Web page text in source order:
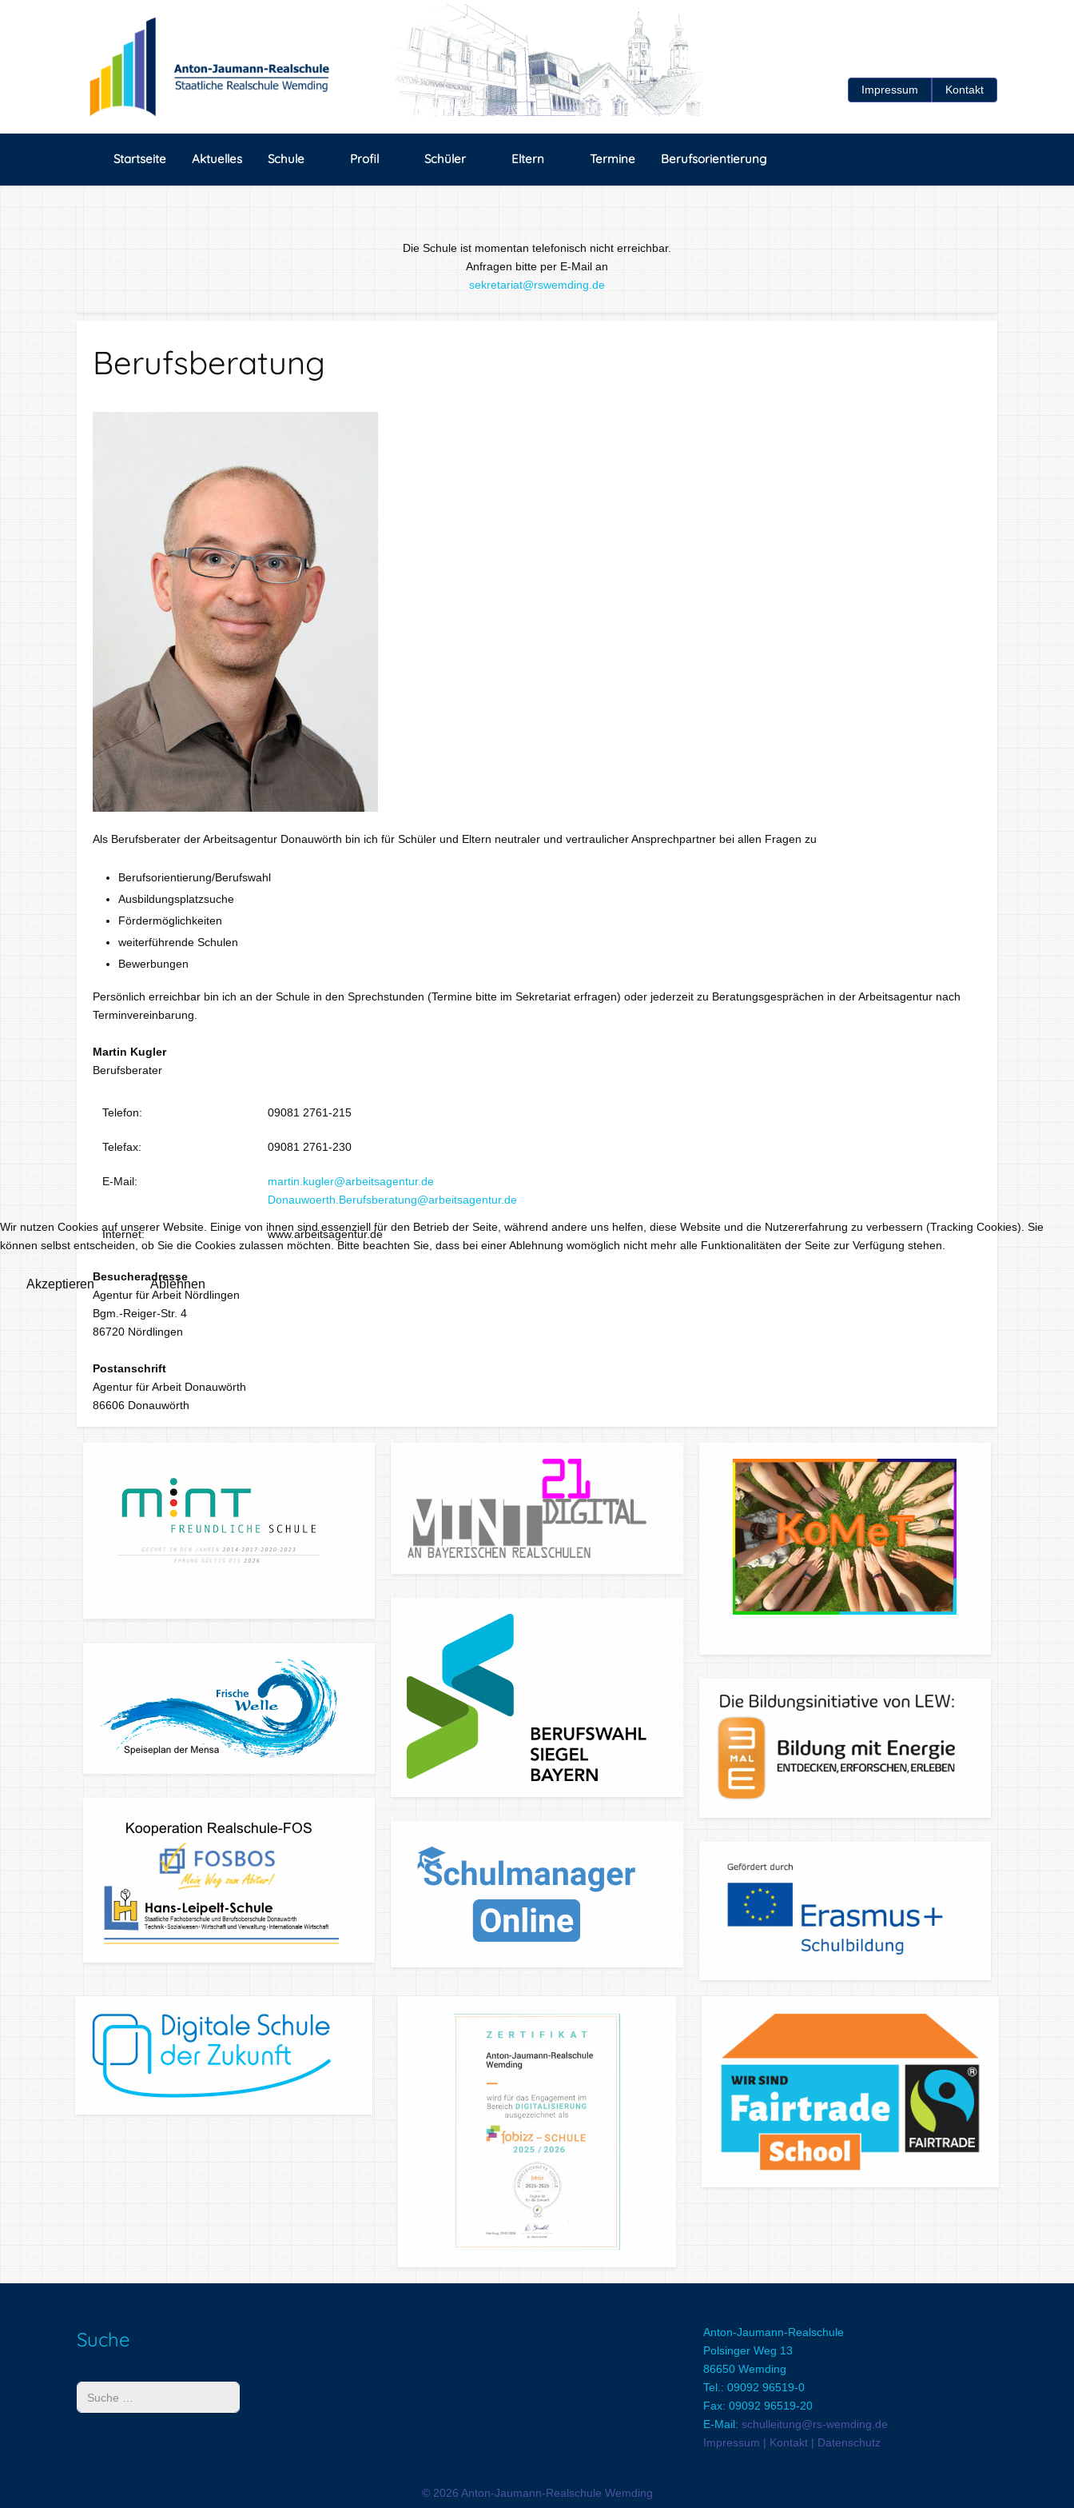
Impressum Kontakt
Startseite Aktuelles Schule Profil Schüler Eltern Termine Berufsorientierung
Die Schule ist momentan telefonisch nicht erreichbar.
Anfragen bitte per E-Mail an
sekretariat@rswemding.de
Berufsberatung
Als Berufsberater der Arbeitsagentur Donauwörth bin ich für Schüler und Eltern neutraler und vertraulicher Ansprechpartner bei allen Fragen zu
Berufsorientierung/Berufswahl
Ausbildungsplatzsuche
Fördermöglichkeiten
weiterführende Schulen
Bewerbungen
Persönlich erreichbar bin ich an der Schule in den Sprechstunden (Termine bitte im Sekretariat erfragen) oder jederzeit zu Beratungsgesprächen in der Arbeitsagentur nach
Terminvereinbarung.
Martin Kugler
Berufsberater
Telefon: 09081 2761-215
Telefax: 09081 2761-230
E-Mail:
martin.kugler@arbeitsagentur.de
Donauwoerth.Berufsberatung@arbeitsagentur.de
Internet: www.arbeitsagentur.de
Besucheradresse
Agentur für Arbeit Nördlingen
Bgm.-Reiger-Str. 4
86720 Nördlingen
Postanschrift
Agentur für Arbeit Donauwörth
86606 Donauwörth
Suche
Suchen
Anton-Jaumann-Realschule
Polsinger Weg 13
86650 Wemding
Tel.: 09092 96519-0
Fax: 09092 96519-20
E-Mail: schulleitung@rs-wemding.de
Impressum | Kontakt | Datenschutz
© 2026 Anton-Jaumann-Realschule Wemding
Wir nutzen Cookies auf unserer Website. Einige von ihnen sind essenziell für den Betrieb der Seite, während andere uns helfen, diese Website und die Nutzererfahrung zu verbessern (Tracking Cookies). Sie
können selbst entscheiden, ob Sie die Cookies zulassen möchten. Bitte beachten Sie, dass bei einer Ablehnung womöglich nicht mehr alle Funktionalitäten der Seite zur Verfügung stehen.
Akzeptieren Ablehnen